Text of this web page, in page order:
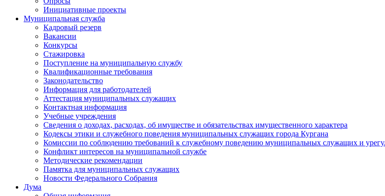
Инициативные проекты
Муниципальная служба
Кадровый резерв
Вакансии
Конкурсы
Стажировка
Поступление на муниципальную службу
Квалификационные требования
Законодательство
Информация для работодателей
Аттестация муниципальных служащих
Контактная информация
Учебные учреждения
Сведения о доходах, расходах, об имуществе и обязательствах имущественного характера
Кодексы этики и служебного поведения муниципальных служащих города Кургана
Комиссии по соблюдению требований к служебному поведению муниципальных служащих и
Конфликт интересов на муниципальной службе
Методические рекомендации
Памятка для муниципальных служащих
Новости Федерального Cобрания
Дума